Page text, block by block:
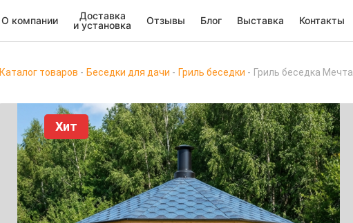
О компании
Доставка
и установка
Отзывы Блог Выставка Контакты
Каталог товаров Беседки для дачи Гриль беседки Гриль беседка Мечта
Хит